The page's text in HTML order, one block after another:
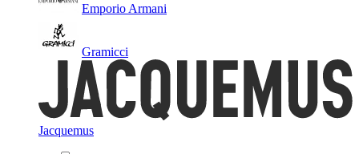
Emporio Armani
Gramicci
Jacquemus